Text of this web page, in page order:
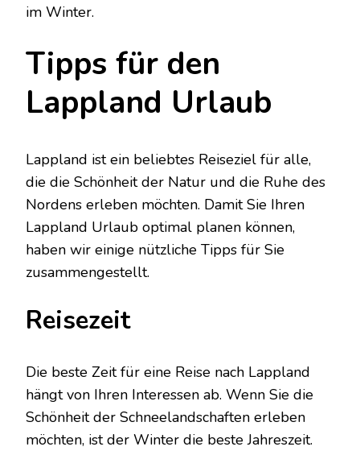
im Winter.
Tipps für den
Lappland Urlaub
Lappland ist ein beliebtes Reiseziel für alle,
die die Schönheit der Natur und die Ruhe des
Nordens erleben möchten. Damit Sie Ihren
Lappland Urlaub optimal planen können,
haben wir einige nützliche Tipps für Sie
zusammengestellt.
Reisezeit
Die beste Zeit für eine Reise nach Lappland
hängt von Ihren Interessen ab. Wenn Sie die
Schönheit der Schneelandschaften erleben
möchten, ist der Winter die beste Jahreszeit.